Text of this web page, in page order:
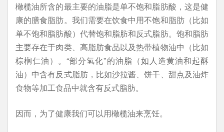
橄榄油所含的最主要的油脂是单不饱和脂肪酸，这是健
康的膳食脂肪。我们需要在饮食中用不饱和脂肪（比如
单不饱和脂肪酸）代替饱和脂肪和反式脂肪。饱和脂肪
主要存在于肉类、高脂肪食品以及热带植物油中（比如
棕榈仁油）。“部分氢化”的油脂（如人造黄油和起酥
油）中含有反式脂肪，比如沙拉酱、饼干、甜点及油炸
食物等加工食品中就含有反式脂肪。
因而，为了健康我们可以用橄榄油来烹饪。